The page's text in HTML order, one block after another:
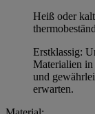
Heiß oder
Erstklassig:
Materialien in
und
erwarten.